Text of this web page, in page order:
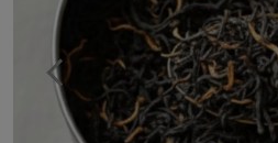
Previous